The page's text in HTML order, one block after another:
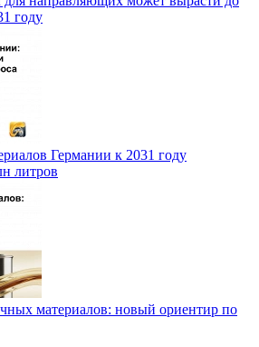
году
Германии к 2031 году
литров
материалов: новый ориентир по